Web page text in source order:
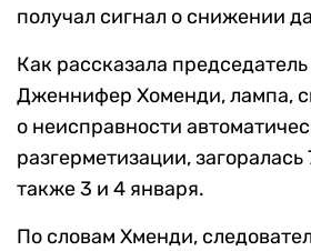
получал сигнал о снижении
Как рассказала председатель
Дженнифер Хоменди, лампа,
о неисправности
разгерметизации, загоралась
также 3 и 4 января.
По словам Хменди,